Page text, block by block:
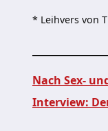
* Leihvers von
Nach Sex-
Interview: